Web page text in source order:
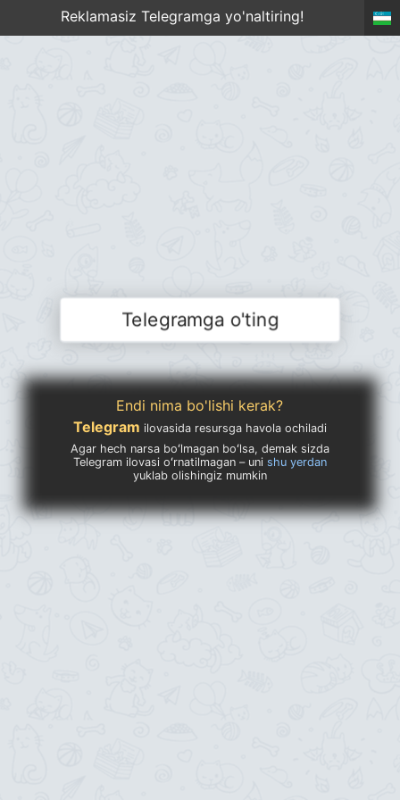
Reklamasiz Telegramga yo'naltiring!
Telegramga o'ting
Endi nima bo'lishi kerak?
Telegram ilovasida resursga havola ochiladi
Agar hech narsa boʻlmagan boʻlsa, demak sizda
Telegram ilovasi oʻrnatilmagan – uni shu yerdan
yuklab olishingiz mumkin